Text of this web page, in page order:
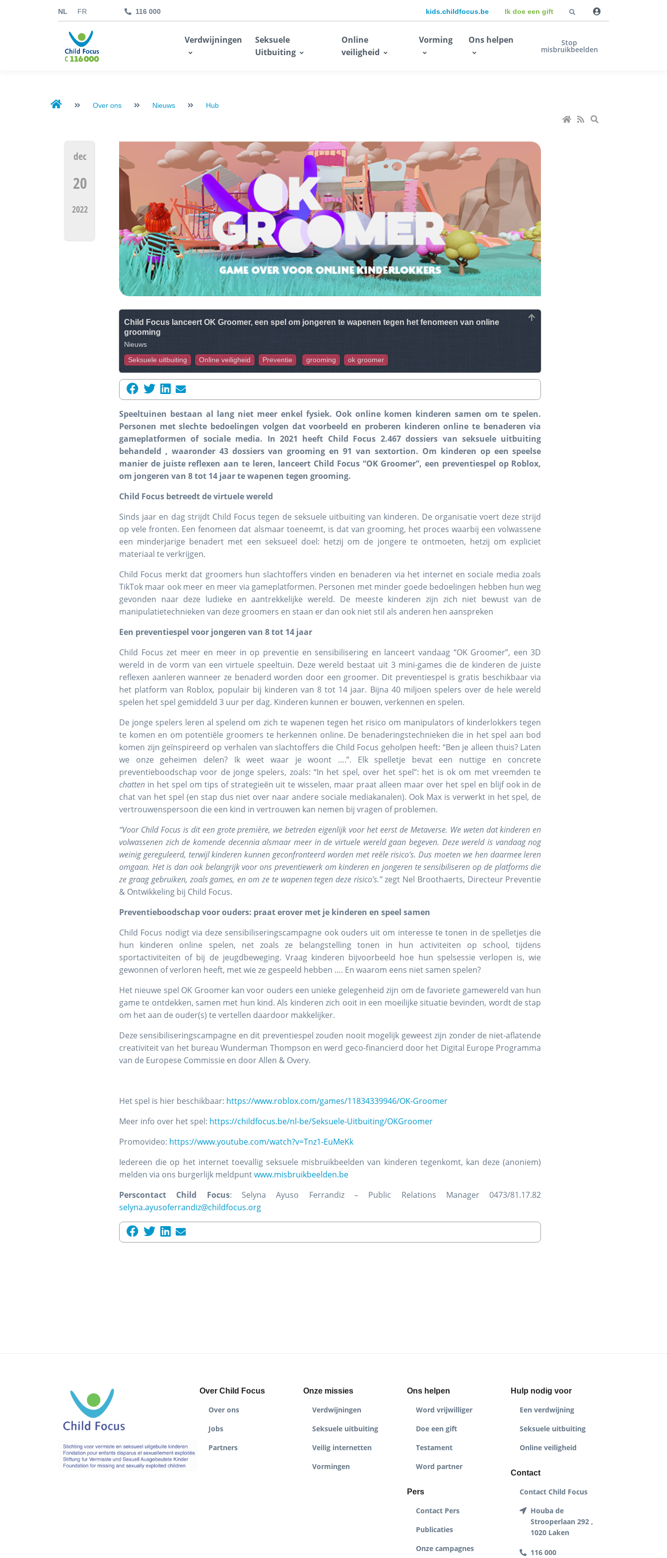
NL FR 116 000 kids.childfocus.be Ik doe een gift
Verdwijningen
Seksuele
Uitbuiting
Online
veiligheid
Vorming Ons helpen Stop
misbruikbeelden
Over ons Nieuws Hub
Child Focus lanceert OK Groomer, een spel om jongeren te wapenen tegen het fenomeen van online
grooming
Nieuws
Seksuele uitbuiting Online veiligheid Preventie grooming ok groomer
dec
20
2022
Speeltuinen bestaan al lang niet meer enkel fysiek. Ook online komen kinderen samen om te spelen.
Personen met slechte bedoelingen volgen dat voorbeeld en proberen kinderen online te benaderen via
gameplatformen of sociale media. In 2021 heeft Child Focus 2.467 dossiers van seksuele uitbuiting
behandeld , waaronder 43 dossiers van grooming en 91 van sextortion. Om kinderen op een speelse
manier de juiste reflexen aan te leren, lanceert Child Focus “OK Groomer”, een preventiespel op Roblox,
om jongeren van 8 tot 14 jaar te wapenen tegen grooming.
Child Focus betreedt de virtuele wereld
Sinds jaar en dag strijdt Child Focus tegen de seksuele uitbuiting van kinderen. De organisatie voert deze strijd
op vele fronten. Een fenomeen dat alsmaar toeneemt, is dat van grooming, het proces waarbij een volwassene
een minderjarige benadert met een seksueel doel: hetzij om de jongere te ontmoeten, hetzij om expliciet
materiaal te verkrijgen.
Child Focus merkt dat groomers hun slachtoffers vinden en benaderen via het internet en sociale media zoals
TikTok maar ook meer en meer via gameplatformen. Personen met minder goede bedoelingen hebben hun weg
gevonden naar deze ludieke en aantrekkelijke wereld. De meeste kinderen zijn zich niet bewust van de
manipulatietechnieken van deze groomers en staan er dan ook niet stil als anderen hen aanspreken
Een preventiespel voor jongeren van 8 tot 14 jaar
Child Focus zet meer en meer in op preventie en sensibilisering en lanceert vandaag “OK Groomer”, een 3D
wereld in de vorm van een virtuele speeltuin. Deze wereld bestaat uit 3 mini-games die de kinderen de juiste
reflexen aanleren wanneer ze benaderd worden door een groomer. Dit preventiespel is gratis beschikbaar via
het platform van Roblox, populair bij kinderen van 8 tot 14 jaar. Bijna 40 miljoen spelers over de hele wereld
spelen het spel gemiddeld 3 uur per dag. Kinderen kunnen er bouwen, verkennen en spelen.
De jonge spelers leren al spelend om zich te wapenen tegen het risico om manipulators of kinderlokkers tegen
te komen en om potentiële groomers te herkennen online. De benaderingstechnieken die in het spel aan bod
komen zijn geïnspireerd op verhalen van slachtoffers die Child Focus geholpen heeft: “Ben je alleen thuis? Laten
we onze geheimen delen? Ik weet waar je woont ….”. Elk spelletje bevat een nuttige en concrete
preventieboodschap voor de jonge spelers, zoals: “In het spel, over het spel”: het is ok om met vreemden te
chatten in het spel om tips of strategieën uit te wisselen, maar praat alleen maar over het spel en blijf ook in de
chat van het spel (en stap dus niet over naar andere sociale mediakanalen). Ook Max is verwerkt in het spel, de
vertrouwenspersoon die een kind in vertrouwen kan nemen bij vragen of problemen.
“Voor Child Focus is dit een grote première, we betreden eigenlijk voor het eerst de Metaverse. We weten dat kinderen en
volwassenen zich de komende decennia alsmaar meer in de virtuele wereld gaan begeven. Deze wereld is vandaag nog
weinig gereguleerd, terwijl kinderen kunnen geconfronteerd worden met reële risico’s. Dus moeten we hen daarmee leren
omgaan. Het is dan ook belangrijk voor ons preventiewerk om kinderen en jongeren te sensibiliseren op de platforms die
ze graag gebruiken, zoals games, en om ze te wapenen tegen deze risico’s.”zegt Nel Broothaerts, Directeur Preventie
& Ontwikkeling bij Child Focus.
Preventieboodschap voor ouders: praat erover met je kinderen en speel samen
Child Focus nodigt via deze sensibiliseringscampagne ook ouders uit om interesse te tonen in de spelletjes die
hun kinderen online spelen, net zoals ze belangstelling tonen in hun activiteiten op school, tijdens
sportactiviteiten of bij de jeugdbeweging. Vraag kinderen bijvoorbeeld hoe hun spelsessie verlopen is, wie
gewonnen of verloren heeft, met wie ze gespeeld hebben …. En waarom eens niet samen spelen?
Het nieuwe spel OK Groomer kan voor ouders een unieke gelegenheid zijn om de favoriete gamewereld van hun
game te ontdekken, samen met hun kind. Als kinderen zich ooit in een moeilijke situatie bevinden, wordt de stap
om het aan de ouder(s) te vertellen daardoor makkelijker.
Deze sensibiliseringscampagne en dit preventiespel zouden nooit mogelijk geweest zijn zonder de niet-aflatende
creativiteit van het bureau Wunderman Thompson en werd geco-financierd door het Digital Europe Programma
van de Europese Commissie en door Allen & Overy.
Het spel is hier beschikbaar: https://www.roblox.com/games/11834339946/OK-Groomer
Meer info over het spel: https://childfocus.be/nl-be/Seksuele-Uitbuiting/OKGroomer
Promovideo: https://www.youtube.com/watch?v=Tnz1-EuMeKk
Iedereen die op het internet toevallig seksuele misbruikbeelden van kinderen tegenkomt, kan deze (anoniem)
melden via ons burgerlijk meldpuntwww.misbruikbeelden.be
Perscontact
Child Focus: Selyna Ayuso Ferrandiz – Public Relations Manager 0473/81.17.82
selyna.ayusoferrandiz@childfocus.org
Over Child Focus
Over ons
Jobs
Partners
Onze missies
Verdwijningen
Seksuele uitbuiting
Veilig internetten
Vormingen
Ons helpen
Word vrijwilliger
Doe een gift
Testament
Word partner
Pers
Contact Pers
Publicaties
Onze campagnes
Hulp nodig voor
Een verdwijning
Seksuele uitbuiting
Online veiligheid
Contact
Contact Child Focus
Houba de
Strooperlaan 292 ,
1020 Laken
116 000